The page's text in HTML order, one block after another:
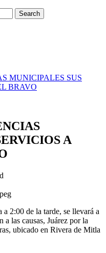
MUNICIPALES SUS
BRAVO
A
a 2:00 de la tarde, se llevará a
las causas, Juárez por la
ubicado en Rivera de Mitla